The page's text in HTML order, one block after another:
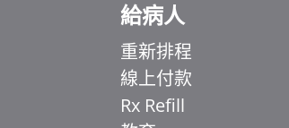
給病人
重新排程
線上付款
Rx Refill
اردو
简体中文
Italiano
Ελληνικά